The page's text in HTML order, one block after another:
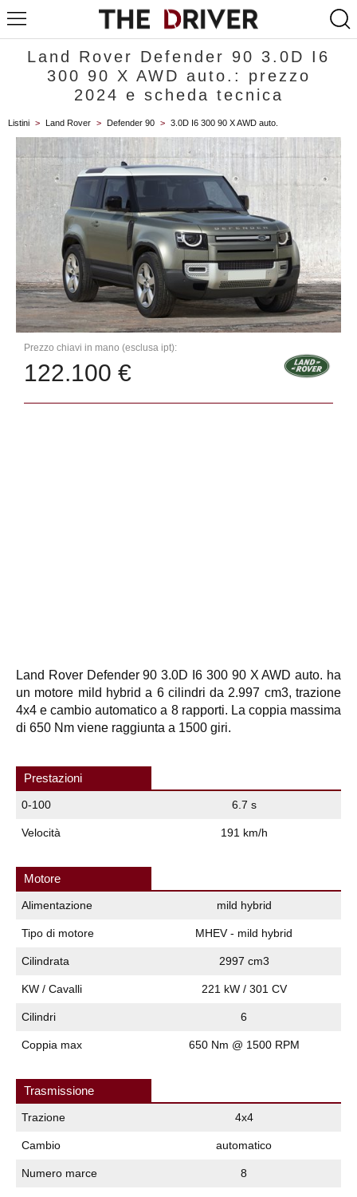
Land Rover Defender 90 3.0D I6
300 90 X AWD auto.: prezzo
2024 e scheda tecnica
Listini > Land Rover > Defender 90 > 3.0D I6 300 90 X AWD auto.
Prezzo chiavi in mano (esclusa ipt):
122.100 €
Land Rover Defender 90 3.0D I6 300 90 X AWD auto. ha
un motore mild hybrid a 6 cilindri da 2.997 cm3, trazione
4x4 e cambio automatico a 8 rapporti. La coppia massima
di 650 Nm viene raggiunta a 1500 giri.
Prestazioni
0-100 6.7 s
Velocità 191 km/h
Motore
Alimentazione mild hybrid
Tipo di motore MHEV - mild hybrid
Cilindrata 2997 cm3
KW / Cavalli 221 kW / 301 CV
Cilindri 6
Coppia max 650 Nm @ 1500 RPM
Trasmissione
Trazione 4x4
Cambio automatico
Numero marce 8